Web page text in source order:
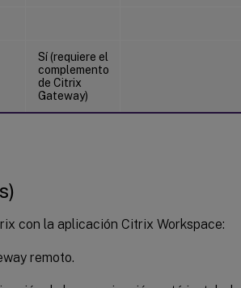
Sí (requiere el
complemento
de Citrix
Gateway)
con la aplicación Citrix Workspace:
remoto.